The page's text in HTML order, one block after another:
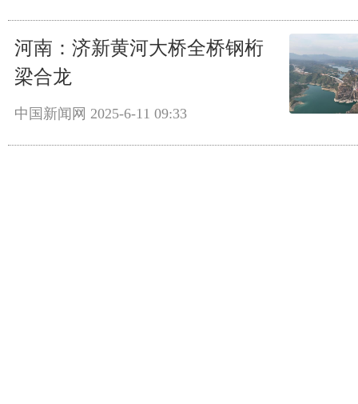
河南：济新黄河大桥全桥钢桁
梁合龙
中国新闻网 2025-6-11 09:33